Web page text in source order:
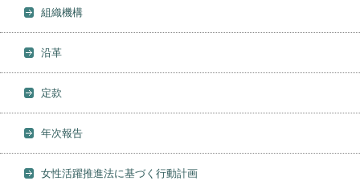
組織機構
沿革
定款
年次報告
女性活躍推進法に基づく行動計画